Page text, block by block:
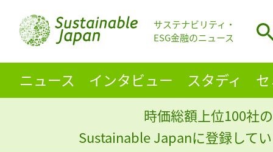
サステナビリティ・
ESG金融のニュース
ニュース インタビュー スタディ
時価総額上位100社
Sustainable Japanに登録して